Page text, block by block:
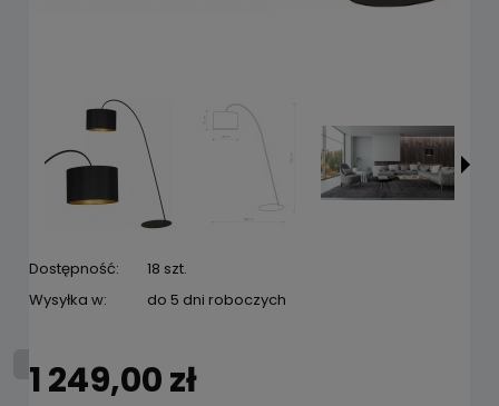
Dostępność:
18 szt.
Wysyłka w:
do 5 dni roboczych
1 249,00 zł